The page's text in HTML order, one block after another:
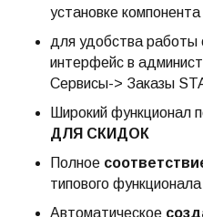
установке компонента
для удобства работы
интерфейс в
Сервисы-> Заказы
Широкий функционал
ДЛЯ СКИДОК
Полное
типового
Автоматическое